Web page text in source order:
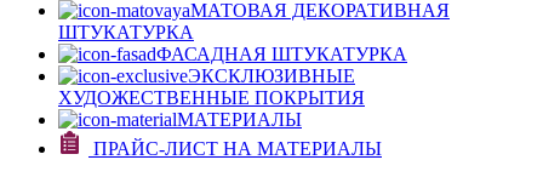
МАТОВАЯ ДЕКОРАТИВНАЯ
ШТУКАТУРКА
ФАСАДНАЯ ШТУКАТУРКА
ЭКСКЛЮЗИВНЫЕ
ХУДОЖЕСТВЕННЫЕ ПОКРЫТИЯ
МАТЕРИАЛЫ
ПРАЙС-ЛИСТ НА МАТЕРИАЛЫ